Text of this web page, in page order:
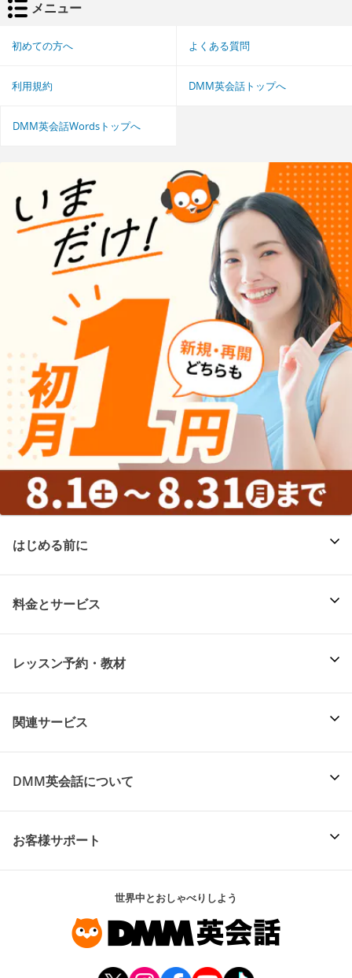
メニュー
初めての方へ よくある質問
利用規約 DMM英会話トップへ
DMM英会話Wordsトップへ
はじめる前に
料金とサービス
レッスン予約・教材
関連サービス
DMM英会話について
お客様サポート
世界中とおしゃべりしよう